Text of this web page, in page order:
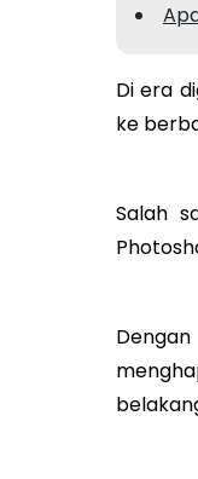
Di era
ke
Salah